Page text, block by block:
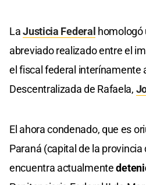
LaJusticia Federal
abreviado realizado entre el
el fiscal federal interínamente
Descentralizada de Rafaela,
El ahora condenado, que es
Paraná (capital de la provincia
encuentra actualmente